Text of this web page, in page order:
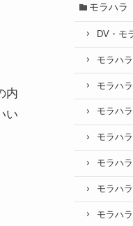
内
い
モラハラ
DV・モ
モラハ
モラハ
モラハ
モラハ
モラハ
モラハ
モラハ